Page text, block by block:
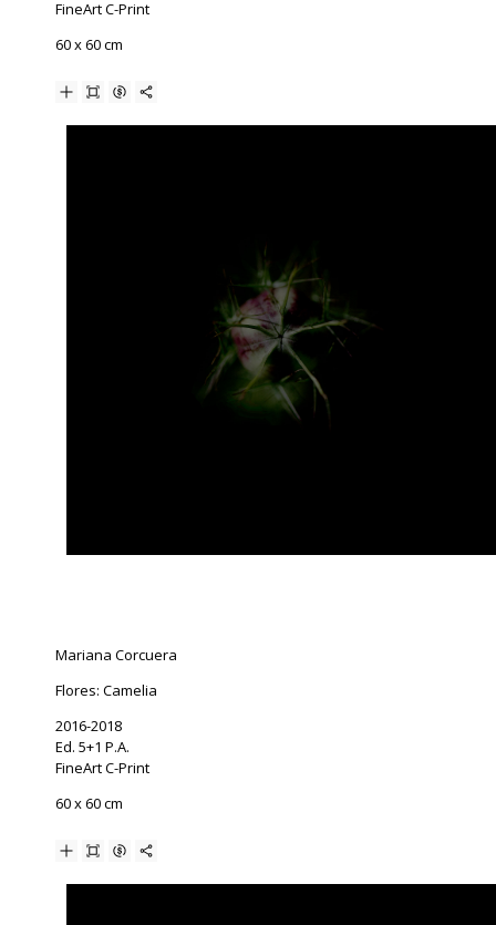
FineArt C-Print
60 x 60 cm
Mariana Corcuera
Flores: Camelia
2016-2018
Ed. 5+1 P.A.
FineArt C-Print
60 x 60 cm